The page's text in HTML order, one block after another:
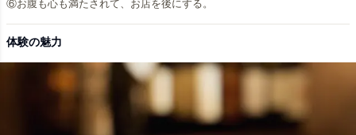
体験の魅力